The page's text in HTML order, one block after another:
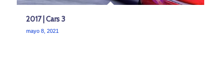
2017 | Cars 3
mayo 8, 2021